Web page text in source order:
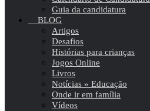
Guia da candidatura
BLOG
Artigos
Desafios
Histórias para crianças
Jogos Online
Livros
Notícias » Educação
Onde ir em família
Vídeos